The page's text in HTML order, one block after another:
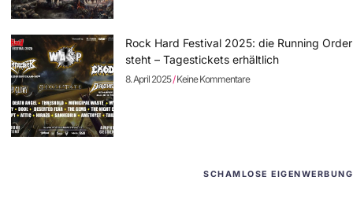
Rock Hard Festival 2025: die Running Order
steht – Tagestickets erhältlich
8. April 2025 Keine Kommentare
SCHAMLOSE EIGENWERBUNG